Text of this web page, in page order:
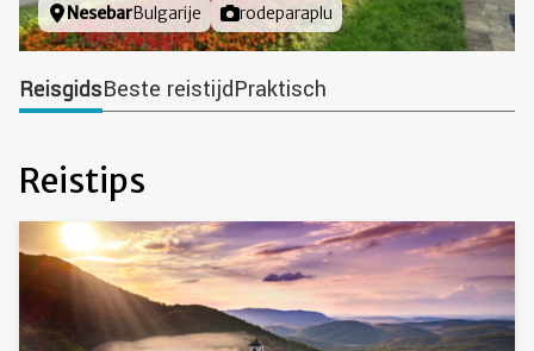
Locatie
NesebarBulgarije Foto door
rodeparaplu
ReisgidsBeste reistijdPraktisch
Reistips